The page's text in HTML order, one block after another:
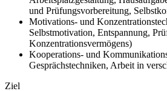
und Prüfungsvorbereitung,
Motivations- und
Selbstmotivation, Entspannung,
Konzentrationsvermögens)
Kooperations- und
Gesprächstechniken, Arbeit in
Ziel